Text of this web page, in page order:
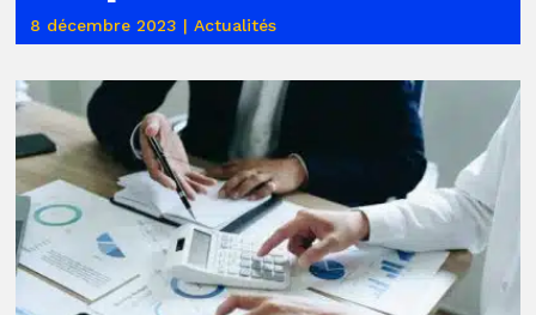
8 décembre 2023 |Actualités